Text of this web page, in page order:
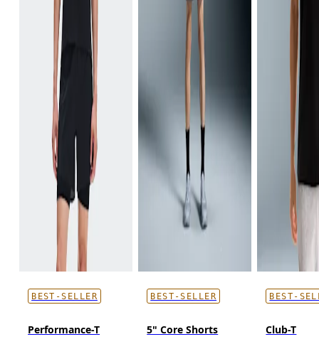
BEST-SELLER
Performance-T
BEST-SELLER
5" Core Shorts
BEST-
Club-T